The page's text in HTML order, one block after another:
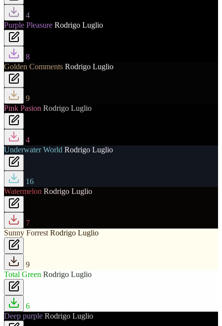
4
Purple Pleasure Rodrigo Luglio
8
Golden Comments Rodrigo Luglio
9
Pink Pasion Rodrigo Luglio
4
Underwater World Rodrigo Luglio
16
Watermelon Rodrigo Luglio
7
Sunny Forrest Rodrigo Luglio
9
Total Green Rodrigo Luglio
6
Deep purple Rodrigo Luglio